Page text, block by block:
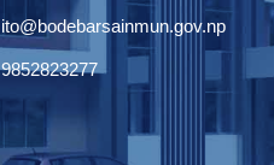
ito@bodebarsainmun.gov.np
9852823277